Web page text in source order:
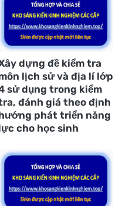
dựng đề kiểm tra
lịch sử và địa lí lớp
sử dụng trong kiểm
đánh giá theo định
phát triển năng
cho học sinh